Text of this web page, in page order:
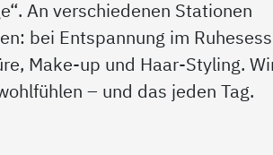
An verschiedenen Stationen
bei Entspannung im
Make-up und Haar-Styling.
– und das jeden Tag.